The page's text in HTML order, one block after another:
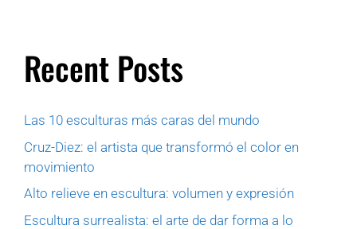
Recent Posts
Las 10 esculturas más caras del mundo
Cruz-Diez: el artista que transformó el color en
movimiento
Alto relieve en escultura: volumen y expresión
Escultura surrealista: el arte de dar forma a lo